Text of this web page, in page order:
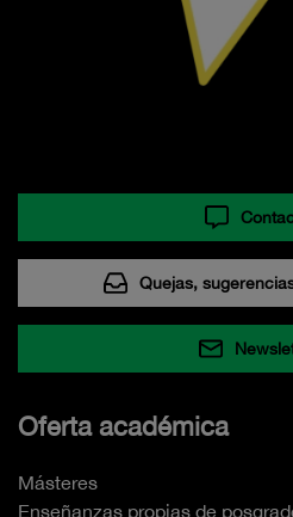
Quejas,
Oferta académica
Másteres
Enseñanzas propias de